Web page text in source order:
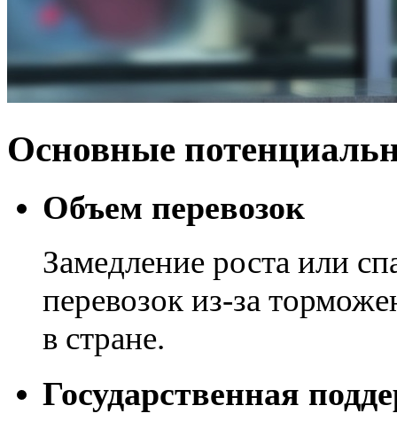
Основные
Объем перевозок
Замедление роста или
перевозок из-за
в стране.
Государственная